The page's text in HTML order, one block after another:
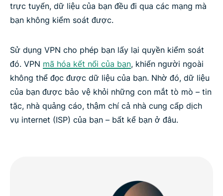
trực tuyến, dữ liệu của bạn đều đi qua các mạng mà
bạn không kiểm soát được.
Sử dụng VPN cho phép bạn lấy lại quyền kiểm soát
đó. VPN mã hóa kết nối của bạn, khiến người ngoài
không thể đọc được dữ liệu của bạn. Nhờ đó, dữ liệu
của bạn được bảo vệ khỏi những con mắt tò mò – tin
tặc, nhà quảng cáo, thậm chí cả nhà cung cấp dịch
vụ internet (ISP) của bạn – bất kể bạn ở đâu.